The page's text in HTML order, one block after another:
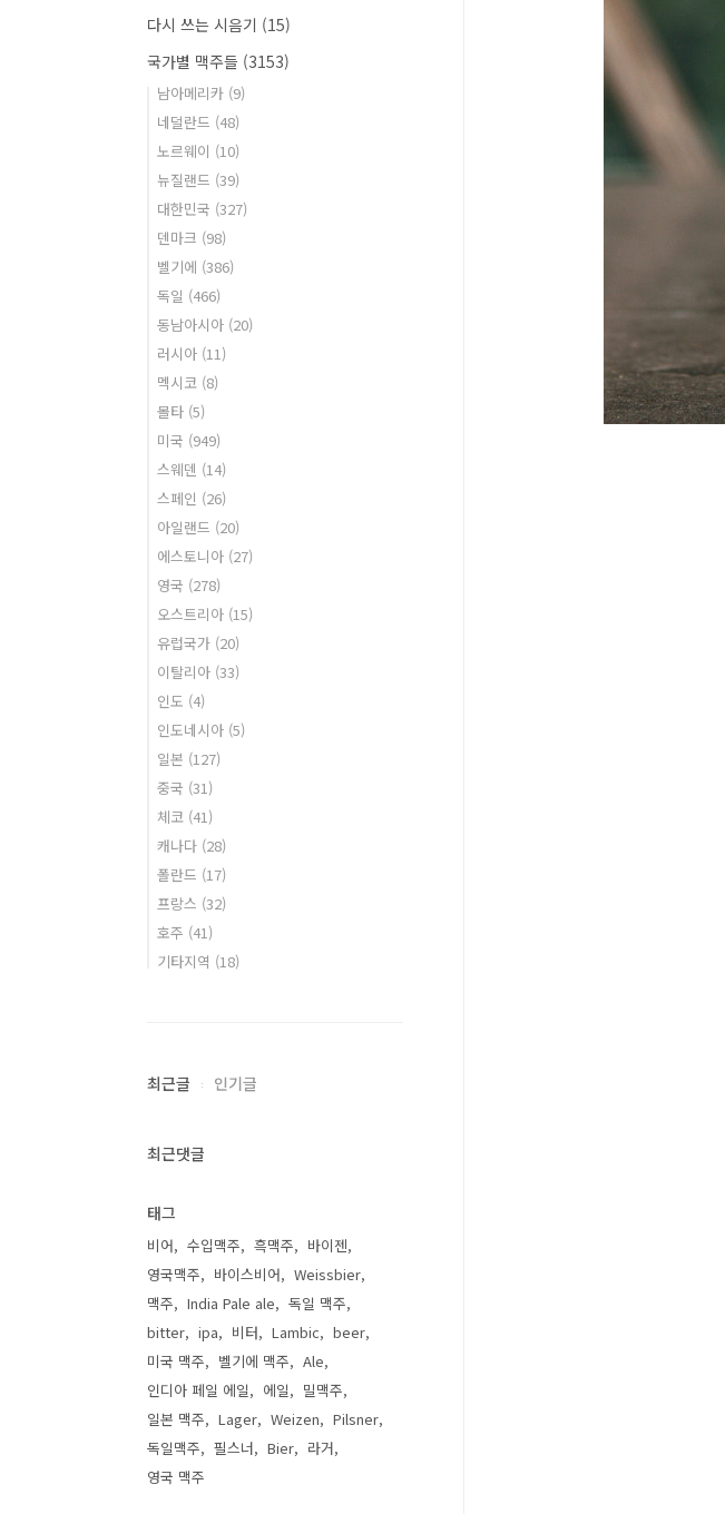
다시 쓰는 시음기 (15)
국가별 맥주들 (3153)
남아메리카 (9)
네덜란드 (48)
노르웨이 (10)
뉴질랜드 (39)
대한민국 (327)
덴마크 (98)
벨기에 (386)
독일 (466)
동남아시아 (20)
러시아 (11)
멕시코 (8)
몰타 (5)
미국 (949)
스웨덴 (14)
스페인 (26)
아일랜드 (20)
에스토니아 (27)
영국 (278)
오스트리아 (15)
유럽국가 (20)
이탈리아 (33)
인도 (4)
인도네시아 (5)
일본 (127)
중국 (31)
체코 (41)
캐나다 (28)
폴란드 (17)
프랑스 (32)
호주 (41)
기타지역 (18)
최근글 인기글
최근댓글
태그
비어 수입맥주 흑맥주
바이젠
영국맥주
바이스비어
Weissbier
맥주
India Pale ale
독일 맥주
bitter
ipa 비터 Lambic
beer
미국 맥주
벨기에 맥주
Ale
인디아 페일 에일
에일
밀맥주
일본 맥주
Lager Weizen
Pilsner
독일맥주
필스너 Bier
라거
영국 맥주